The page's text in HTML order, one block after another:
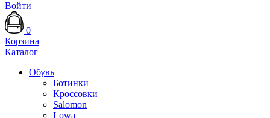
Войти
0
Корзина
Каталог
Обувь
Ботинки
Кроссовки
Salomon
Lowa